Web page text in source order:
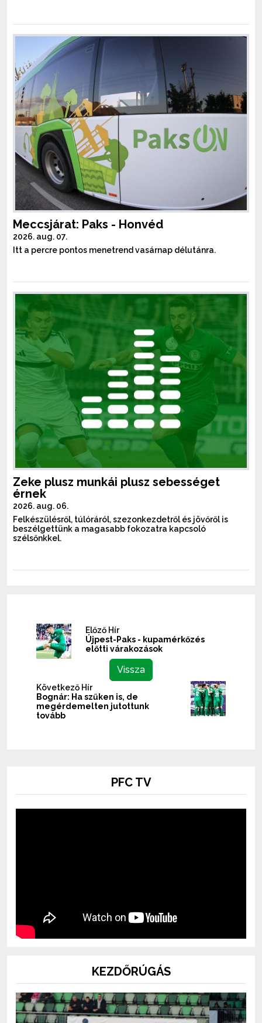
Meccsjárat: Paks - Honvéd
2026. aug. 07.
Itt a percre pontos menetrend vasárnap délutánra.
Zeke plusz munkái plusz sebességet
érnek
2026. aug. 06.
Felkészülésről, túlóráról, szezonkezdetről és jövőről is
beszélgettünk a magasabb fokozatra kapcsoló
szélsőnkkel.
Előző Hír
Újpest-Paks - kupamérkőzés
előtti várakozások
Vissza
Következő Hír
Bognár: Ha szűken is, de
megérdemelten jutottunk
tovább
PFC TV
KEZDŐRÚGÁS